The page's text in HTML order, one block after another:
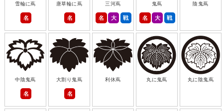
雪輪に蔦
名
唐草輪に蔦
名
三河蔦
名 大 戦
鬼蔦
名 大 戦
陰鬼蔦
中陰鬼蔦
名
大割り鬼蔦
名
利休蔦 丸に鬼蔦 丸に陰鬼蔦